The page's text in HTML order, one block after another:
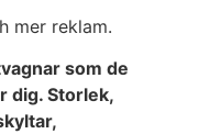
mer reklam.
som de
dig. Storlek,